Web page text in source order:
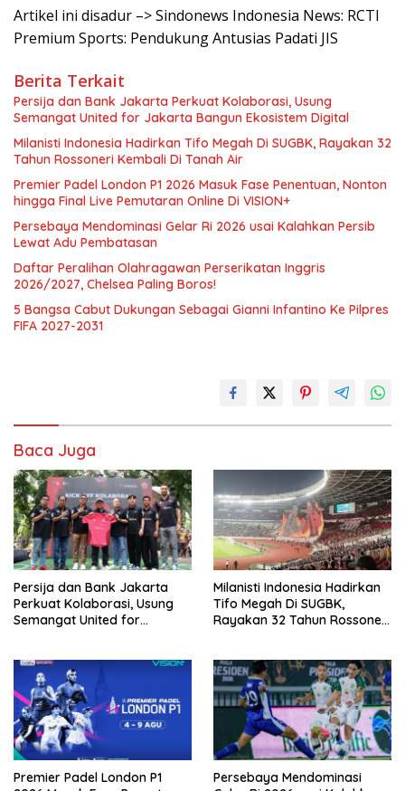
Artikel ini disadur –> Sindonews Indonesia News: RCTI
Premium Sports: Pendukung Antusias Padati JIS
Berita Terkait
Persija dan Bank Jakarta Perkuat Kolaborasi, Usung
Semangat United for Jakarta Bangun Ekosistem Digital
Milanisti Indonesia Hadirkan Tifo Megah Di SUGBK, Rayakan 32
Tahun Rossoneri Kembali Di Tanah Air
Premier Padel London P1 2026 Masuk Fase Penentuan, Nonton
hingga Final Live Pemutaran Online Di VISION+
Persebaya Mendominasi Gelar Ri 2026 usai Kalahkan Persib
Lewat Adu Pembatasan
Daftar Peralihan Olahragawan Perserikatan Inggris
2026/2027, Chelsea Paling Boros!
5 Bangsa Cabut Dukungan Sebagai Gianni Infantino Ke Pilpres
FIFA 2027-2031
Baca Juga
Persija dan Bank Jakarta
Perkuat Kolaborasi, Usung
Semangat United for
Milanisti Indonesia Hadirkan
Tifo Megah Di SUGBK,
Rayakan 32 Tahun Rossoneri
Premier Padel London P1
Persebaya Mendominasi